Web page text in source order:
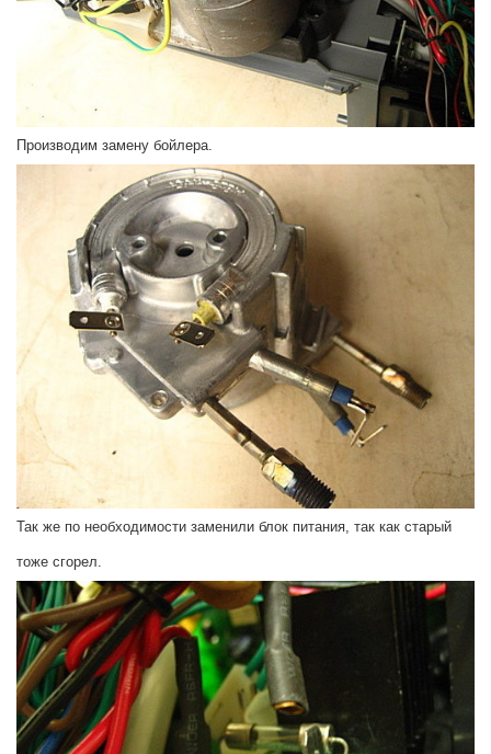
Производим замену бойлера.
Так же по необходимости заменили блок питания, так как старый
тоже сгорел.